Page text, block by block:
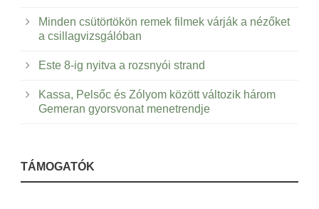
Minden csütörtökön remek filmek várják a nézőket
a csillagvizsgálóban
Este 8-ig nyitva a rozsnyói strand
Kassa, Pelsőc és Zólyom között változik három
Gemeran gyorsvonat menetrendje
TÁMOGATÓK